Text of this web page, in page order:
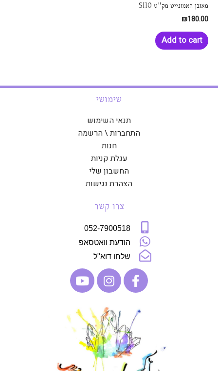
מאובן האמונייט מק"ט SI10
₪180.00
Add to cart
שימושי
תנאי השימוש
התחברות \ הרשמה
חנות
עגלת קניות
החשבון שלי
הצהרת נגישות
צרו קשר
052-7900518
הודעת וואטסאפ
שלחו דוא"ל